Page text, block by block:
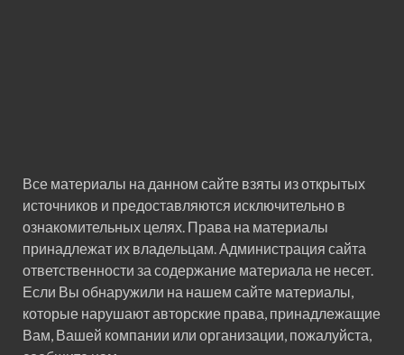
Все материалы на данном сайте взяты из открытых
источников и предоставляются исключительно в
ознакомительных целях. Права на материалы
принадлежат их владельцам. Администрация сайта
ответственности за содержание материала не несет.
Если Вы обнаружили на нашем сайте материалы,
которые нарушают авторские права, принадлежащие
Вам, Вашей компании или организации, пожалуйста,